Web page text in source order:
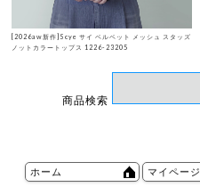
[2026aw新作]Scye サイ ベルベット メッシュ スタッズ
ノットカラートップス 1226-23205
商品検索
ホーム マイページ